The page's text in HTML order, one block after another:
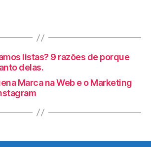
listas? 9 razões de porque
delas.
Marca na Web e o Marketing